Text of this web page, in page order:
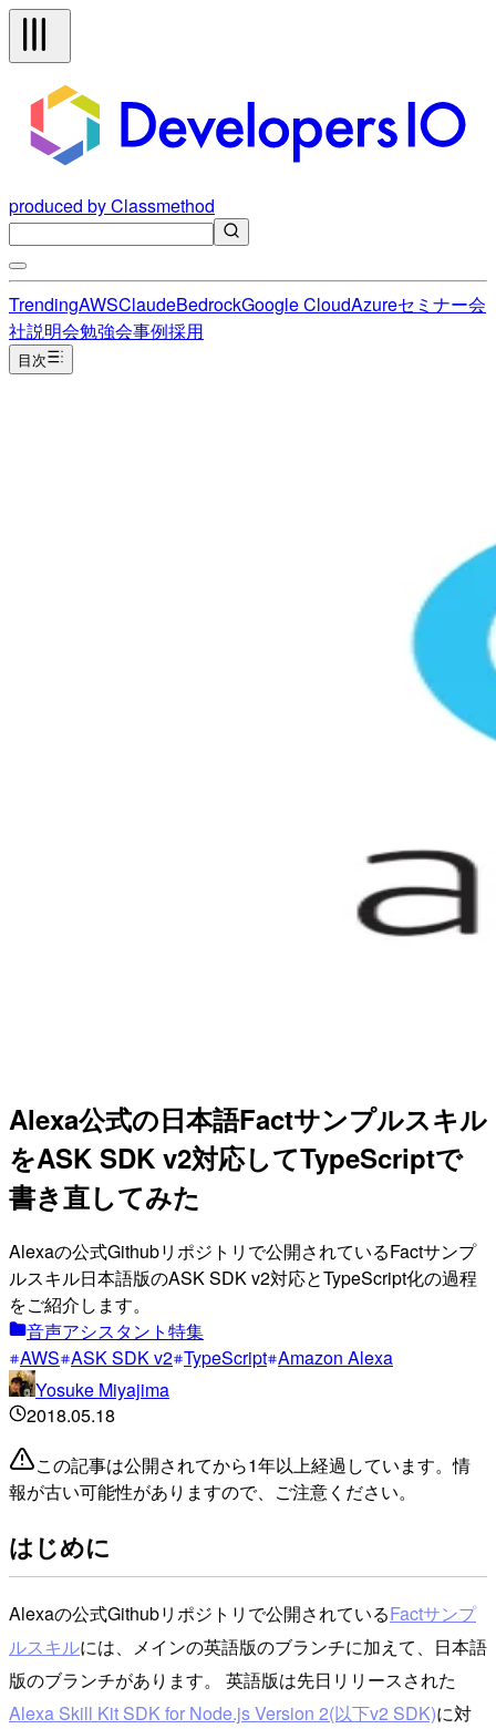
produced by Classmethod
TrendingAWSClaudeBedrockGoogle CloudAzureセミナー会
社説明会勉強会事例採用
目次
Alexa公式の日本語Factサンプルスキル
をASK SDK v2対応してTypeScriptで
書き直してみた
Alexaの公式Githubリポジトリで公開されているFactサンプ
ルスキル日本語版のASK SDK v2対応とTypeScript化の過程
をご紹介します。
音声アシスタント特集
AWS ASK SDK v2 TypeScript Amazon Alexa
Yosuke Miyajima
2018.05.18
この記事は公開されてから1年以上経過しています。情
報が古い可能性がありますので、ご注意ください。
はじめに
Alexaの公式Githubリポジトリで公開されているFactサンプ
ルスキルには、メインの英語版のブランチに加えて、日本語
版のブランチがあります。 英語版は先日リリースされた
Alexa Skill Kit SDK for Node.js Version 2(以下v2 SDK)に対